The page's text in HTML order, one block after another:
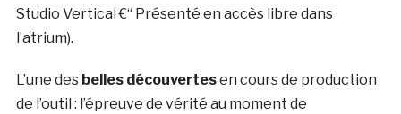
Studio Vertical €“ Présenté en accès libre dans
l’atrium).
L’une des belles découvertesen cours de production
de l’outil : l’épreuve de vérité au moment de